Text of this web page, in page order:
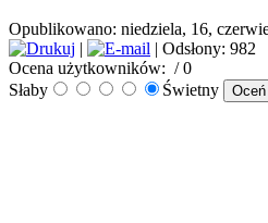
Opublikowano: niedziela, 16,
|
| Odsłony: 982
Ocena użytkowników: / 0
Słaby
Świetny